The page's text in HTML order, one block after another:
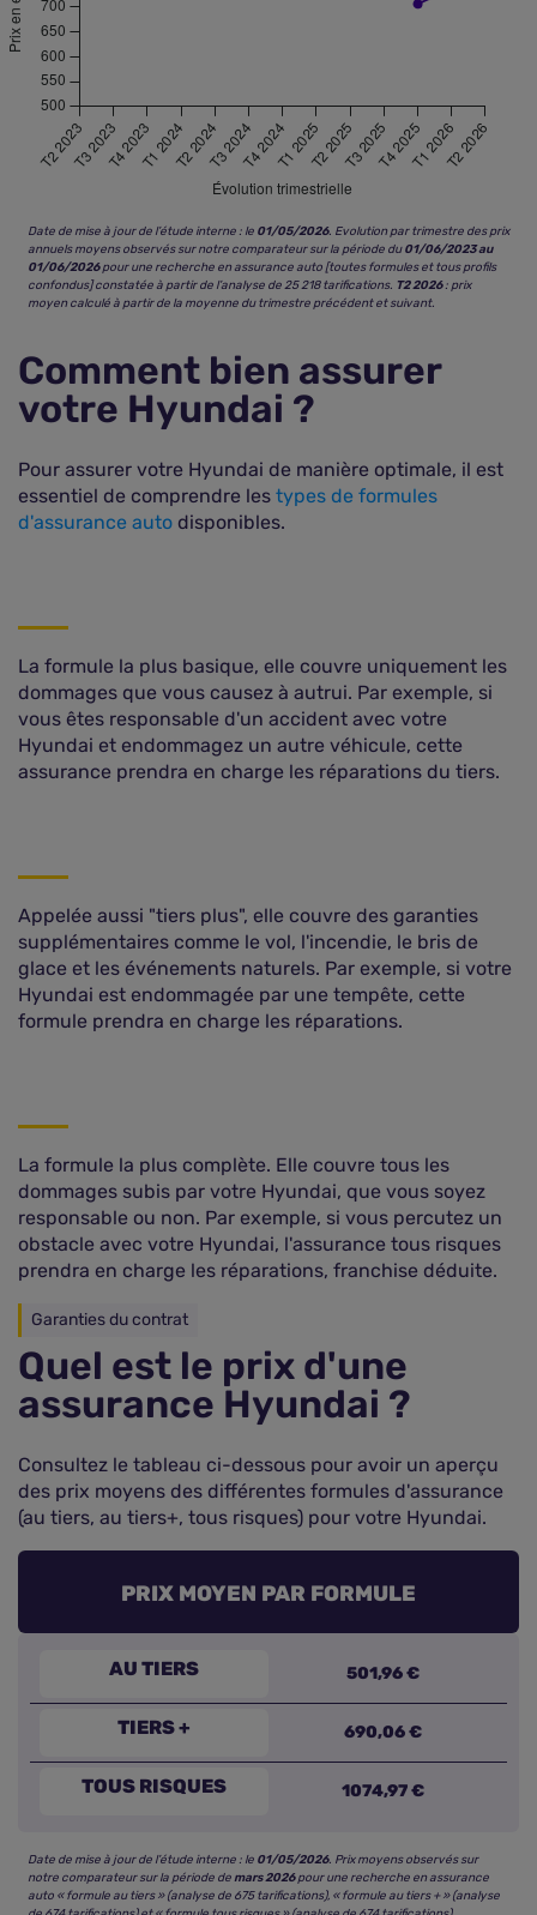
Date de mise à jour de l’étude interne : le 01/05/2026. Evolution par trimestre des prix
annuels moyens observés sur notre comparateur sur la période du01/06/2023 au
01/06/2026pour une recherche en assurance auto [toutes formules et tous profils
confondus] constatée à partir de l’analyse de 25 218 tarifications. T2 2026: prix
moyen calculé à partir de la moyenne du trimestre précédent et suivant.
Comment bien assurer
votre Hyundai ?
Pour assurer votre Hyundai de manière optimale, il est
essentiel de comprendre les types de formules
d'assurance auto disponibles.
La formule la plus basique, elle couvre uniquement les
dommages que vous causez à autrui. Par exemple, si
vous êtes responsable d'un accident avec votre
Hyundai et endommagez un autre véhicule, cette
assurance prendra en charge les réparations du tiers.
Appelée aussi "tiers plus", elle couvre des garanties
supplémentaires comme le vol, l'incendie, le bris de
glace et les événements naturels. Par exemple, si votre
Hyundai est endommagée par une tempête, cette
formule prendra en charge les réparations.
La formule la plus complète. Elle couvre tous les
dommages subis par votre Hyundai, que vous soyez
responsable ou non. Par exemple, si vous percutez un
obstacle avec votre Hyundai, l'assurance tous risques
prendra en charge les réparations, franchise déduite.
Garanties du contrat
Quel est le prix d'une
assurance Hyundai ?
Consultez le tableau ci-dessous pour avoir un aperçu
des prix moyens des différentes formules d'assurance
(au tiers, au tiers+, tous risques) pour votre Hyundai.
PRIX MOYEN PAR FORMULE
AU TIERS 501,96 €
TIERS + 690,06 €
TOUS RISQUES 1074,97 €
Date de mise à jour de l’étude interne : le 01/05/2026. Prix moyens observés sur
notre comparateur sur la période demars 2026pour une recherche en assurance
auto « formule au tiers » (analyse de 675 tarifications), « formule au tiers + » (analyse